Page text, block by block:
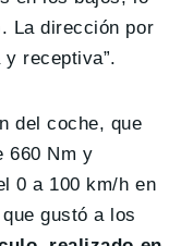
La dirección por
receptiva”.
del coche, que
660 Nm y
0 a 100 km/h en
gustó a los